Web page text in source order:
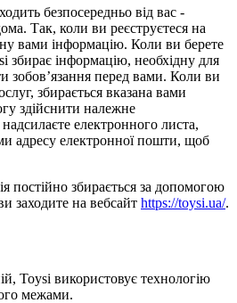
безпосередньо від вас -
Так, коли ви реєструєтеся на
вами інформацію. Коли ви берете
збирає інформацію, необхідну для
зобов’язання перед вами. Коли ви
збирається вказана вами
здійснити належне
електронного листа,
адресу електронної пошти, щоб
постійно збирається за допомогою
заходите на вебсайт https://toysi.ua/.
Toysi використовує технологію
межами.